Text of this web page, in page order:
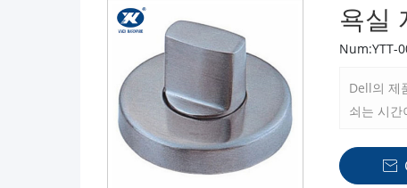
욕실
Num:YTT-
Dell의 제
쇠는 시
